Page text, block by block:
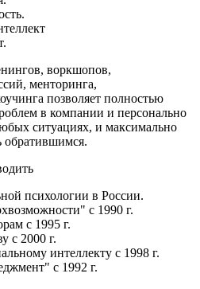
воркшопов,
менторинга,
позволяет полностью
в компании и персонально
ситуациях, и максимально
обратившимся.
психологии в России.
с 1990 г.
с 1995 г.
с 2000 г.
интеллекту с 1998 г.
с 1992 г.